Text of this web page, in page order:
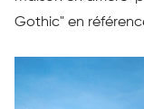
Gothic" en